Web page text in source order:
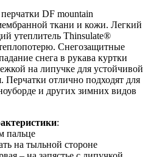
DF mountain
ткани и кожи. Легкий
утеплитель Thinsulate®
Снегозащитные
снега в рукава куртки
на липучке для устойчивой
Перчатки отлично подходят для
и других зимних видов
:
пальце
на тыльной стороне